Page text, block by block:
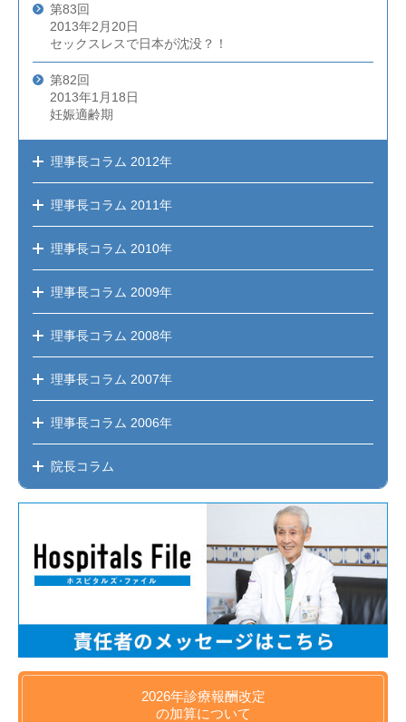
第83回
2013年2月20日
セックスレスで日本が沈没？！
第82回
2013年1月18日
妊娠適齢期
理事長コラム 2012年
理事長コラム 2011年
理事長コラム 2010年
理事長コラム 2009年
理事長コラム 2008年
理事長コラム 2007年
理事長コラム 2006年
院長コラム
2026年診療報酬改定
の加算について